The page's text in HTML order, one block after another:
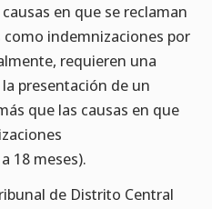
en que se reclaman
indemnizaciones por
requieren una
presentación de un
que las causas en que
18 meses).
de Distrito Central